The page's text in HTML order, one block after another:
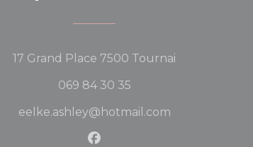
17 Grand Place 7500 Tournai
069 84 30 35
eelke.ashley@hotmail.com